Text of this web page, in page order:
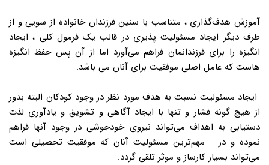
آموزش هدف‌گذاری ، متناسب با سنین فرزندان خانواده از سویی و از
طرف دیگر ایجاد مسئولیت پذیری در قالب یک فرمول کلی ، ایجاد
انگیزه را برای فرزندانمان فراهم می‌آورد اما از آن پس حفظ انگیزه
هاست که عامل اصلی موفقیت برای آنان می باشد.
ایجاد مسئولیت نسبت به هدف مورد نظر در وجود کودکان البته بدور
از هیچ گونه فشار و تنها با ایجاد آگاهی و تشویق و یادآوری لذت
دستیابی به اهداف می‌تواند نیروی خودجوشی در وجود آنها فراهم
نموده و در مهم‌ترین مسئولیت آنان که موفقیت تحصیلی است
می‌تواند بسیار کارساز و موثر تلقی گردد.